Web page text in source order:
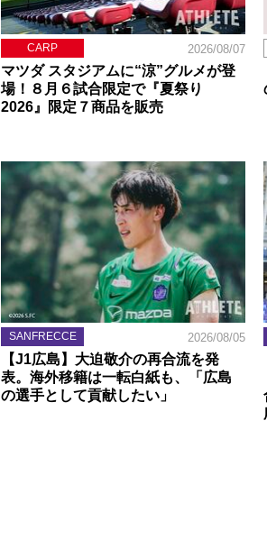
CARP 2026/08/07
マツダ スタジアムに“涼”グルメが登
場！８月６試合限定で『夏祭り
2026』限定７商品を販売
SANFRECCE 2026/08/05
【J1広島】大迫敬介の再合流を発
表。海外移籍は一転白紙も、「広島
の選手として貢献したい」